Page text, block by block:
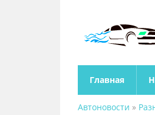
Главная
Автоновости »